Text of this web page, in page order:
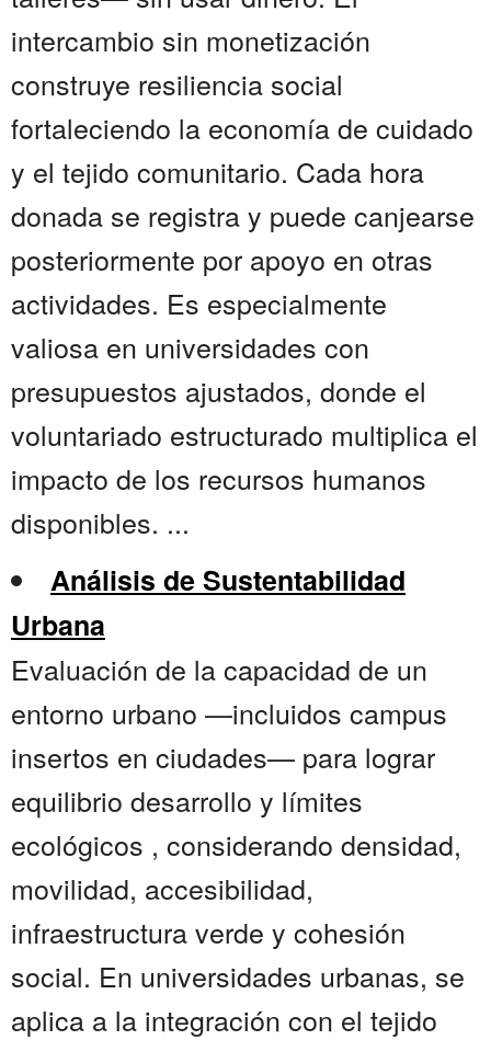
intercambio sin monetización
construye resiliencia social
fortaleciendo la economía de cuidado
y el tejido comunitario. Cada hora
donada se registra y puede canjearse
posteriormente por apoyo en otras
actividades. Es especialmente
valiosa en universidades con
presupuestos ajustados, donde el
voluntariado estructurado multiplica el
impacto de los recursos humanos
disponibles. ...
Análisis de Sustentabilidad
Urbana
Evaluación de la capacidad de un
entorno urbano —incluidos campus
insertos en ciudades— para lograr
equilibrio desarrollo y límites
ecológicos , considerando densidad,
movilidad, accesibilidad,
infraestructura verde y cohesión
social. En universidades urbanas, se
aplica a la integración con el tejido